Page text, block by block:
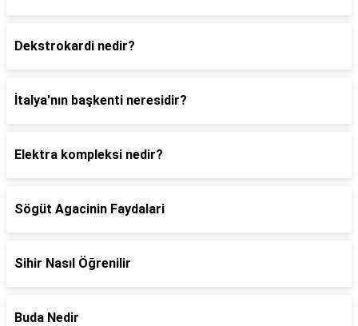
Dekstrokardi nedir?
İtalya'nın başkenti neresidir?
Elektra kompleksi nedir?
Sögüt Agacinin Faydalari
Sihir Nasıl Öğrenilir
Buda Nedir